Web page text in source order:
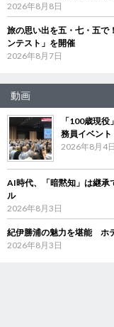
2026年8月8日
旅の思い出を五・七・五
ンテスト」を開催
2026年8月7日
動画
「100歳現
務員イベント
2026年8月4日
AI時代、「暗黙知」は継
ル
2026年8月3日
紀伊勝浦の魅力を堪能 ホ
2026年8月3日